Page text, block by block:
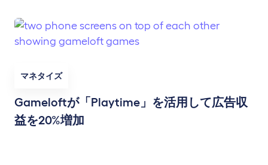
マネタイズ
Gameloftが「Playtime」を活用して広告収
益を20%増加